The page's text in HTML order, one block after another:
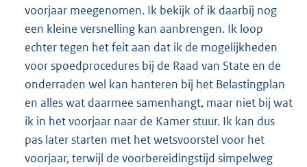
voorjaar meegenomen. Ik bekijk of ik daarbij nog
een kleine versnelling kan aanbrengen. Ik loop
echter tegen het feit aan dat ik de mogelijkheden
voor spoedprocedures bij de Raad van State en de
onderraden wel kan hanteren bij het Belastingplan
en alles wat daarmee samenhangt, maar niet bij wat
ik in het voorjaar naar de Kamer stuur. Ik kan dus
pas later starten met het wetsvoorstel voor het
voorjaar, terwijl de voorbereidingstijd simpelweg